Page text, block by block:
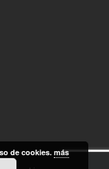
de cookies.más